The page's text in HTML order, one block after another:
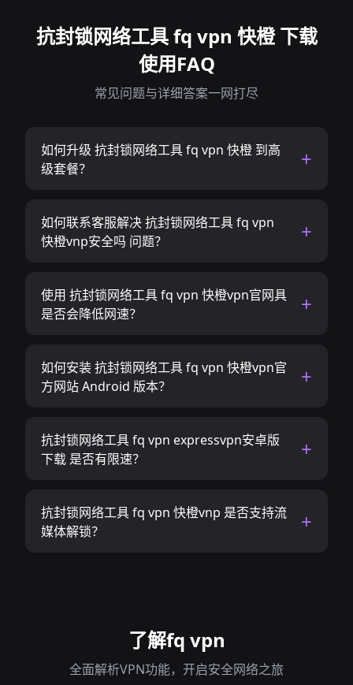
抗封锁网络工具 fq vpn 快橙 下载
使用FAQ
常见问题与详细答案一网打尽
如何升级 抗封锁网络工具 fq vpn 快橙 到高
级套餐？
如何联系客服解决 抗封锁网络工具 fq vpn
快橙vnp安全吗 问题？
使用 抗封锁网络工具 fq vpn 快橙vpn官网具
是否会降低网速？
如何安装 抗封锁网络工具 fq vpn 快橙vpn官
方网站 Android 版本？
抗封锁网络工具 fq vpn expressvpn安卓版
下载 是否有限速？
抗封锁网络工具 fq vpn 快橙vnp 是否支持流
媒体解锁？
了解fq vpn
全面解析VPN功能，开启安全网络之旅